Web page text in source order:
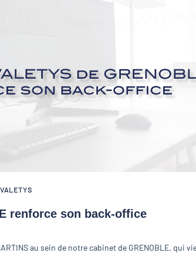
renforce son back-office
au sein de notre cabinet de GRENOBLE, qui